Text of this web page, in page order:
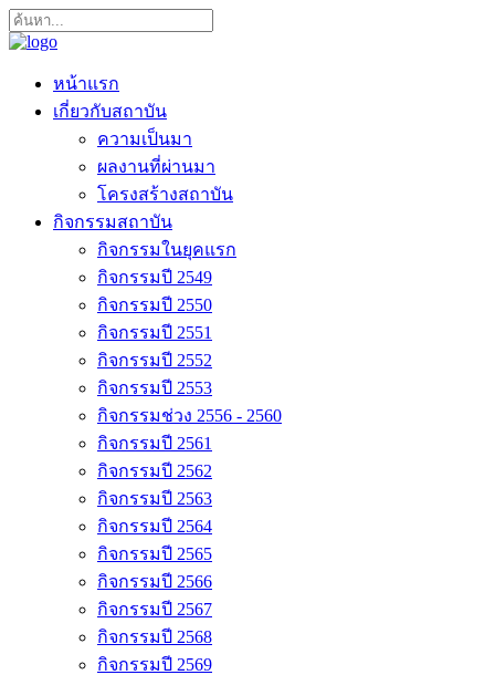
หน้าแรก
เกี่ยวกับสถาบัน
ความเป็นมา
ผลงานที่ผ่านมา
โครงสร้างสถาบัน
กิจกรรมสถาบัน
กิจกรรมในยุคแรก
กิจกรรมปี 2549
กิจกรรมปี 2550
กิจกรรมปี 2551
กิจกรรมปี 2552
กิจกรรมปี 2553
กิจกรรมช่วง 2556 - 2560
กิจกรรมปี 2561
กิจกรรมปี 2562
กิจกรรมปี 2563
กิจกรรมปี 2564
กิจกรรมปี 2565
กิจกรรมปี 2566
กิจกรรมปี 2567
กิจกรรมปี 2568
กิจกรรมปี 2569